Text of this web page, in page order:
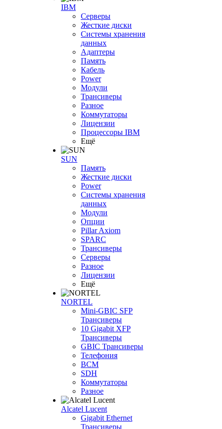
IBM
Серверы
Жесткие диски
Системы хранения
данных
Адаптеры
Память
Кабель
Power
Модули
Трансиверы
Разное
Коммутаторы
Лицензии
Процессоры IBM
Ещё
SUN
Память
Жесткие диски
Power
Системы хранения
данных
Модули
Опции
Pillar Axiom
SPARC
Трансиверы
Серверы
Разное
Лицензии
Ещё
NORTEL
Mini-GBIC SFP
Трансиверы
10 Gigabit XFP
Трансиверы
GBIC Трансиверы
Телефония
BCM
SDH
Коммутаторы
Разное
Alcatel Lucent
Gigabit Ethernet
Трансиверы